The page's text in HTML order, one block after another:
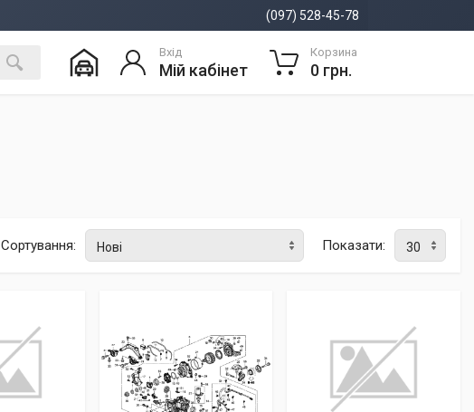
(097) 528-45-78
Вхід
Мій кабінет
Корзина
0 грн.
Сортування: Показати: